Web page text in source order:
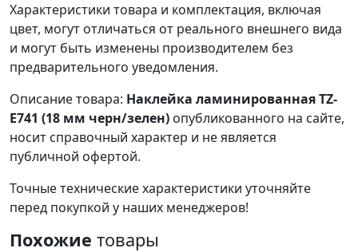
Характеристики товара и комплектация, включая
цвет, могут отличаться от реального внешнего вида
и могут быть изменены производителем без
предварительного уведомления.
Описание товара: Наклейка ламинированная TZ-
E741 (18 мм черн/зелен) опубликованного на сайте,
носит справочный характер и не является
публичной офертой.
Точные технические характеристики уточняйте
перед покупкой у наших менеджеров!
Похожие товары